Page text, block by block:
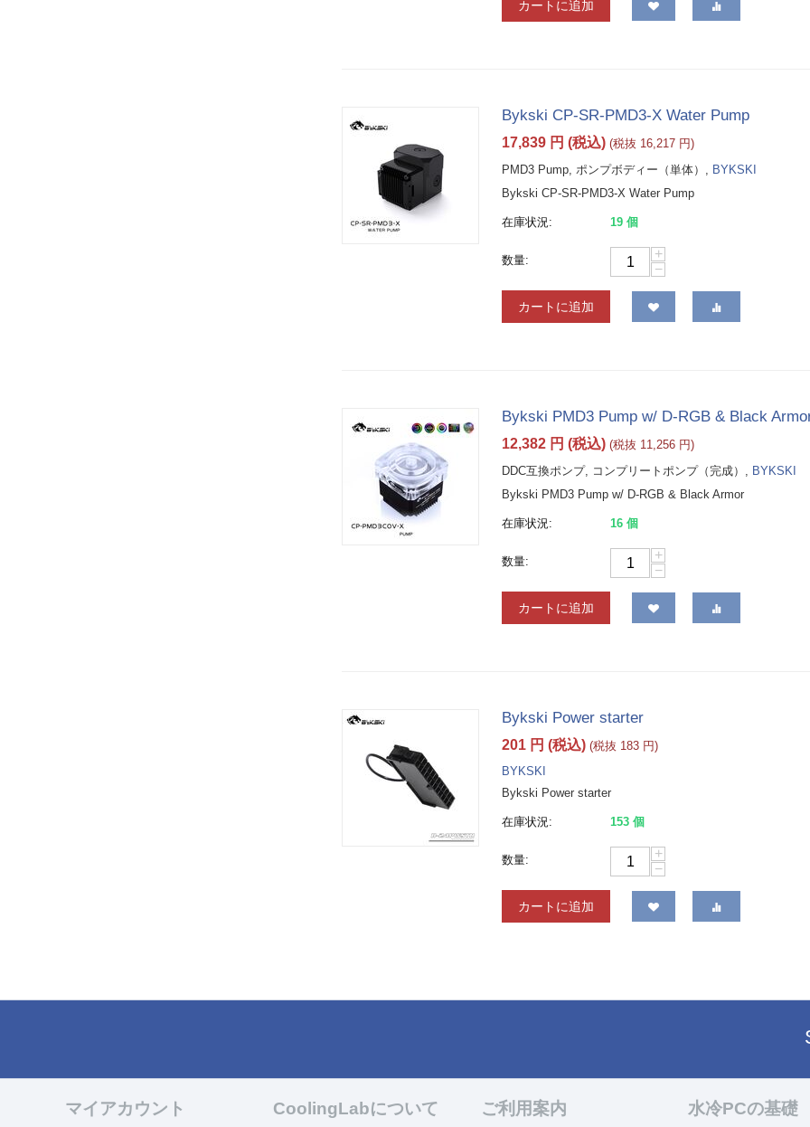
カートに追加
Bykski CP-SR-PMD3-X Water Pump
17,839 円 (税込) (税抜 16,217 円)
PMD3 Pump, ポンプボディー（単体）, BYKSKI
Bykski CP-SR-PMD3-X Water Pump
在庫状況: 19 個
数量:
+
−
カートに追加
Bykski PMD3 Pump w/ D-RGB & Black
12,382 円 (税込) (税抜 11,256 円)
DDC互換ポンプ, コンプリートポンプ（完成）, BYKSKI
Bykski PMD3 Pump w/ D-RGB & Black Armor
在庫状況: 16 個
数量:
+
−
カートに追加
Bykski Power starter
201 円 (税込) (税抜 183 円)
BYKSKI
Bykski Power starter
在庫状況: 153 個
数量:
+
−
カートに追加
マイアカウント CoolingLabについて ご利用案内 水冷PCの基礎